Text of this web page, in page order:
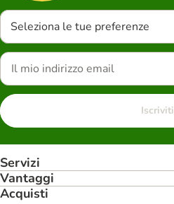
Seleziona le tue preferenze
Iscriviti
Servizi
Vantaggi
Acquisti